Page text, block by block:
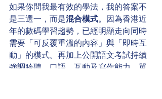
如果你問我最有效的學法，我的答案不
是三選一，而是混合模式。因為香港近
年的數碼學習趨勢，已經明顯走向同時
需要「可反覆重溫的內容」與「即時互
動」的模式。再加上公開語文考試持續
強調聆聽、口語、互動及寫作能力，單